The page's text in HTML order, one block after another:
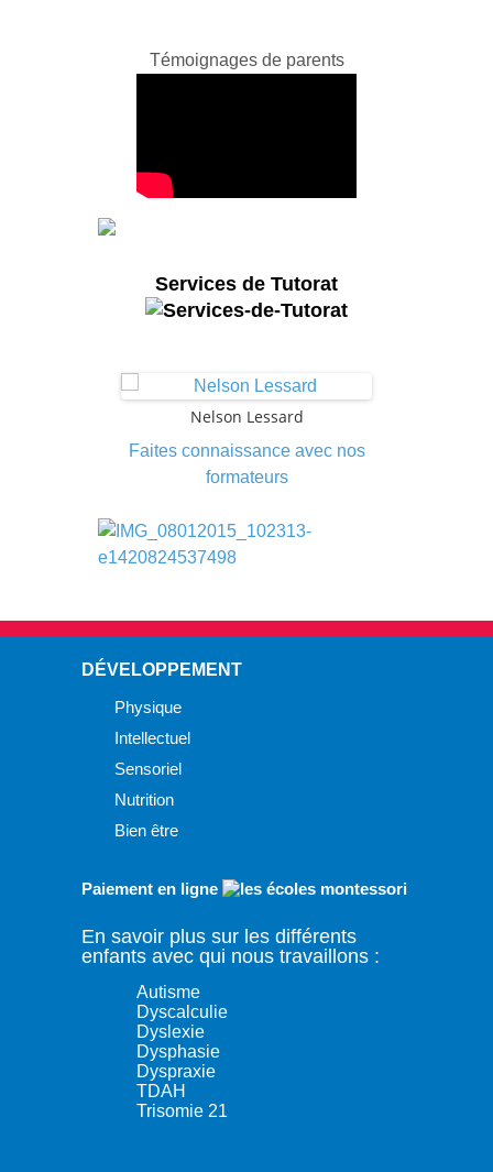
Témoignages de parents
Services de Tutorat
Nelson Lessard
Faites connaissance avec nos
formateurs
DÉVELOPPEMENT
Physique
Intellectuel
Sensoriel
Nutrition
Bien être
Paiement en ligne
En savoir plus sur les différents
enfants avec qui nous travaillons :
Autisme
Dyscalculie
Dyslexie
Dysphasie
Dyspraxie
TDAH
Trisomie 21